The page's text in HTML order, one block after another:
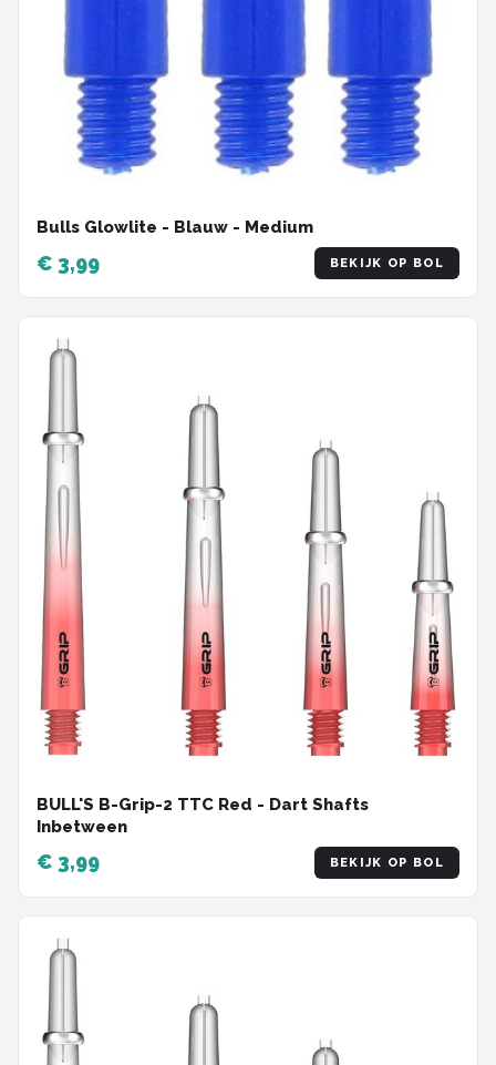
Bulls Glowlite - Blauw - Medium
€ 3,99 BEKIJK OP BOL
BULL'S B-Grip-2 TTC Red - Dart Shafts
Inbetween
€ 3,99 BEKIJK OP BOL